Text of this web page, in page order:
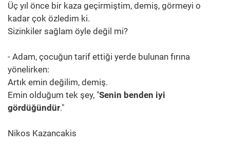
Üç yıl önce bir kaza geçirmiştim, demiş, görmeyi o
kadar çok özledim ki.
Sizinkiler sağlam öyle değil mi?
- Adam, çocuğun tarif ettiği yerde bulunan fırına
yönelirken:
Artık emin değilim, demiş.
Emin olduğum tek şey, "Senin benden iyi
gördüğündür."
Nikos Kazancakis